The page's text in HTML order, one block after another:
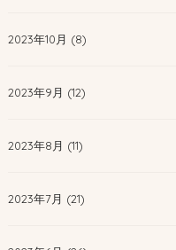
2023年10月 (8)
2023年9月 (12)
2023年8月 (11)
2023年7月 (21)